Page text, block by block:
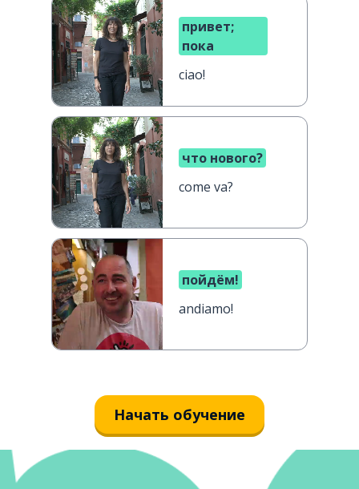
привет;
пока
ciao!
что нового?
come va?
пойдём!
andiamo!
Начать обучение